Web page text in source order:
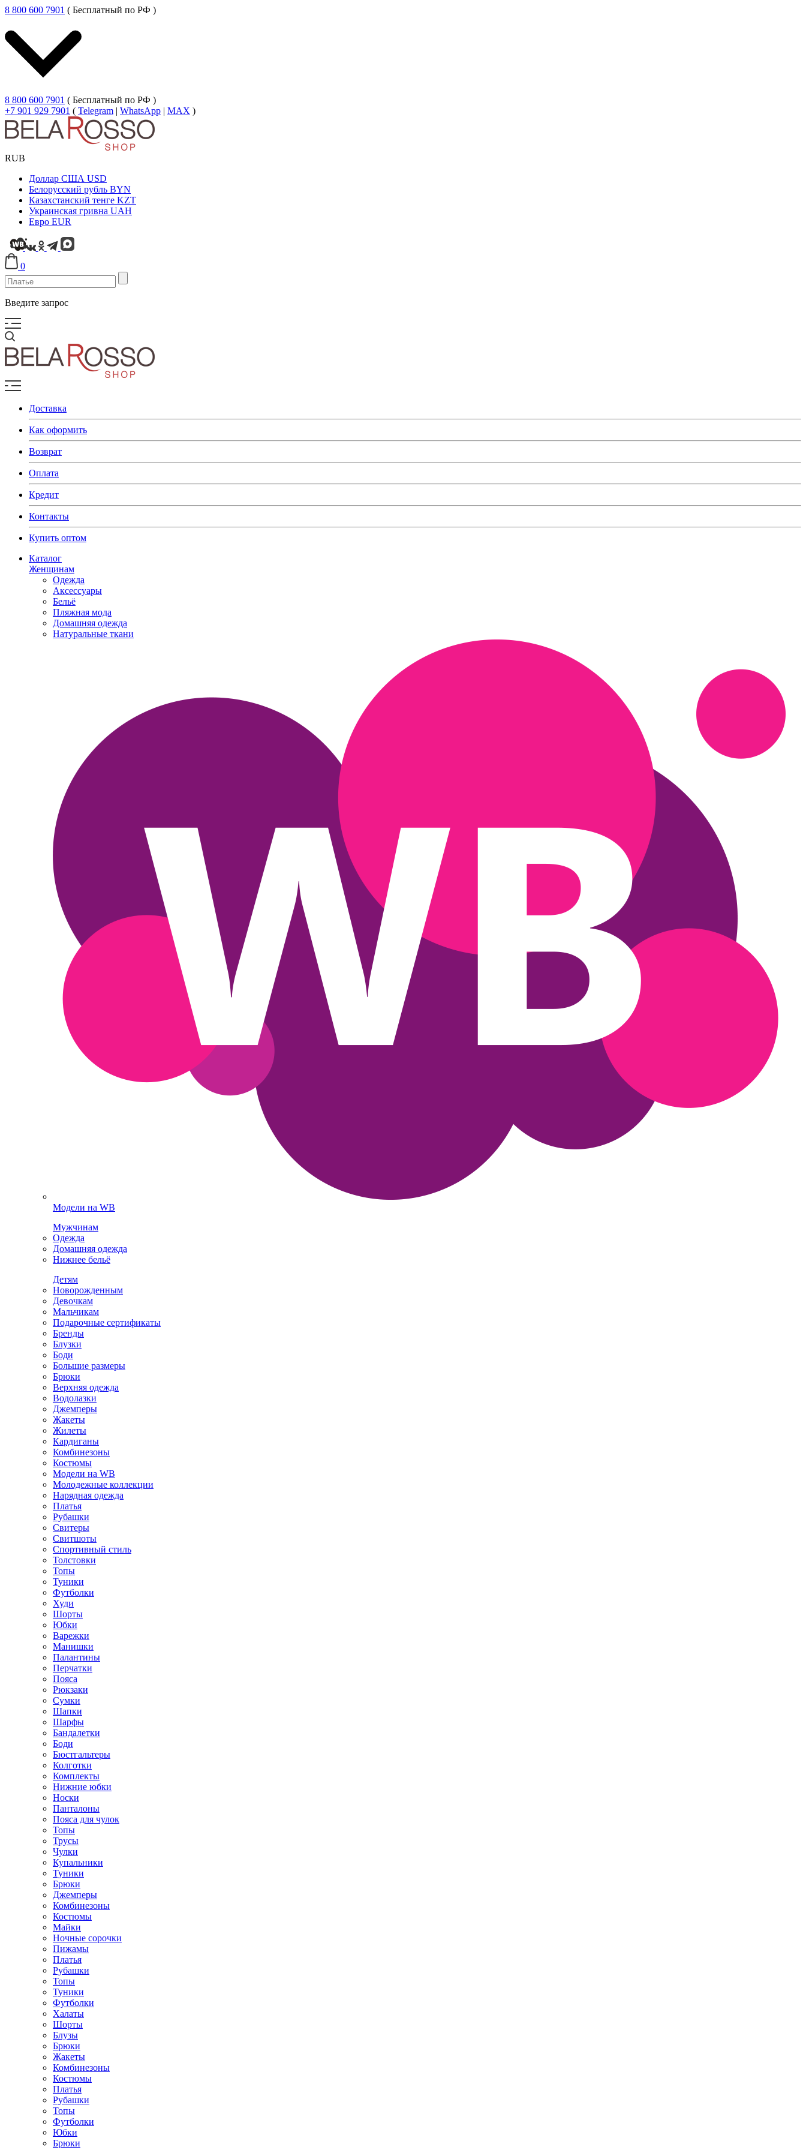
8 800 600 7901 ( Бесплатный по РФ )
8 800 600 7901 ( Бесплатный по РФ )
+7 901 929 7901 ( Telegram | WhatsApp | MAX )
RUB
Доллар США USD
Белорусский рубль BYN
Казахстанский тенге KZT
Украинская гривна UAH
Евро EUR
0
Введите запрос
Доставка
Как оформить
Возврат
Оплата
Кредит
Контакты
Купить оптом
Каталог
Женщинам
Одежда
Аксессуары
Бельё
Пляжная мода
Домашняя одежда
Натуральные ткани
Модели на WB
Мужчинам
Одежда
Домашняя одежда
Нижнее бельё
Детям
Новорожденным
Девочкам
Мальчикам
Подарочные сертификаты
Бренды
Блузки
Боди
Большие размеры
Брюки
Верхняя одежда
Водолазки
Джемперы
Жакеты
Жилеты
Кардиганы
Комбинезоны
Костюмы
Модели на WB
Молодежные коллекции
Нарядная одежда
Платья
Рубашки
Свитеры
Свитшоты
Спортивный стиль
Толстовки
Топы
Туники
Футболки
Худи
Шорты
Юбки
Варежки
Манишки
Палантины
Перчатки
Пояса
Рюкзаки
Сумки
Шапки
Шарфы
Бандалетки
Боди
Бюстгальтеры
Колготки
Комплекты
Нижние юбки
Носки
Панталоны
Поясa для чулок
Топы
Трусы
Чулки
Купальники
Туники
Брюки
Джемперы
Комбинезоны
Костюмы
Майки
Ночные сорочки
Пижамы
Платья
Рубашки
Топы
Туники
Футболки
Халаты
Шорты
Блузы
Брюки
Жакеты
Комбинезоны
Костюмы
Платья
Рубашки
Топы
Футболки
Юбки
Брюки